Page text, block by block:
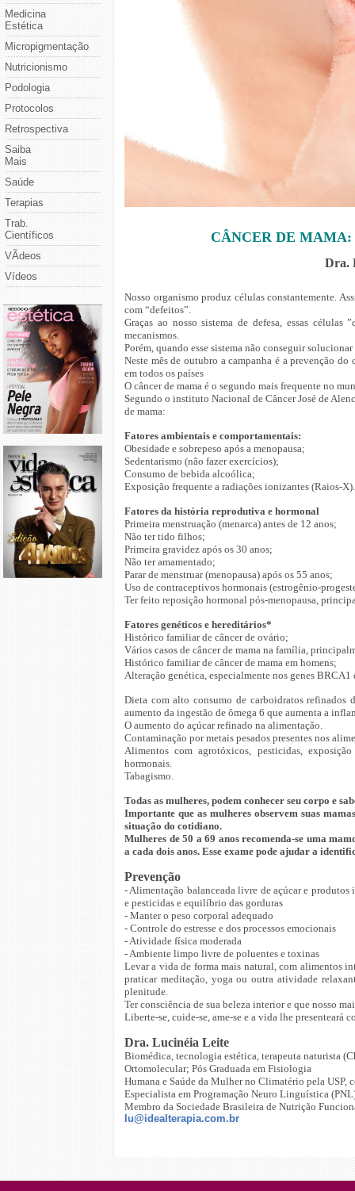
Medicina
Estética
Micropigmentação
Nutricionismo
Podologia
Protocolos
Retrospectiva
Saiba
Mais
Saúde
Terapias
Trab.
Científicos
VÃ­deos
Vídeos
CÂNCER DE
Dra.
Nosso organismo produz células constantemente.
com “defeitos”.
Graças ao nosso sistema de defesa, essas células
mecanismos.
Porém, quando esse sistema não conseguir
Neste mês de outubro a campanha é a prevenção
em todos os países
O câncer de mama é o segundo mais frequente no
Segundo o instituto Nacional de Câncer José de
de mama:
Fatores ambientais e comportamentais:
Obesidade e sobrepeso após a menopausa;
Sedentarismo (não fazer exercícios);
Consumo de bebida alcoólica;
Exposição frequente a radiações ionizantes (Raios-X).
Fatores da história reprodutiva e hormonal
Primeira menstruação (menarca) antes de 12 anos;
Não ter tido filhos;
Primeira gravidez após os 30 anos;
Não ter amamentado;
Parar de menstruar (menopausa) após os 55 anos;
Uso de contraceptivos hormonais (estrogênio-
Ter feito reposição hormonal pós-menopausa,
Fatores genéticos e hereditários*
Histórico familiar de câncer de ovário;
Vários casos de câncer de mama na família,
Histórico familiar de câncer de mama em homens;
Alteração genética, especialmente nos genes BRCA1
Dieta com alto consumo de carboidratos
aumento da ingestão de ômega 6 que aumenta a
O aumento do açúcar refinado na alimentação.
Contaminação por metais pesados presentes nos
Alimentos com agrotóxicos, pesticidas,
hormonais.
Tabagismo.
Todas as mulheres, podem conhecer seu corpo e
Importante que as mulheres observem suas
situação do cotidiano.
Mulheres de 50 a 69 anos recomenda-se uma
a cada dois anos. Esse exame pode ajudar a
Prevenção
- Alimentação balanceada livre de açúcar e
e pesticidas e equilíbrio das gorduras
- Manter o peso corporal adequado
- Controle do estresse e dos processos emocionais
- Atividade física moderada
- Ambiente limpo livre de poluentes e toxinas
Levar a vida de forma mais natural, com alimentos
praticar meditação, yoga ou outra atividade
plenitude.
Ter consciência de sua beleza interior e que nosso
Liberte-se, cuide-se, ame-se e a vida lhe presenteará
Dra. Lucinéia Leite
Biomédica, tecnologia estética, terapeuta naturista
Ortomolecular; Pós Graduada em Fisiologia
Humana e Saúde da Mulher no Climatério pela
Especialista em Programação Neuro Linguística
Membro da Sociedade Brasileira de Nutrição
lu@idealterapia.com.br